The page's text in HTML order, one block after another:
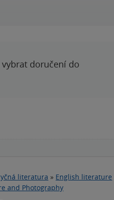
doručení do
literatura » English literature
and Photography